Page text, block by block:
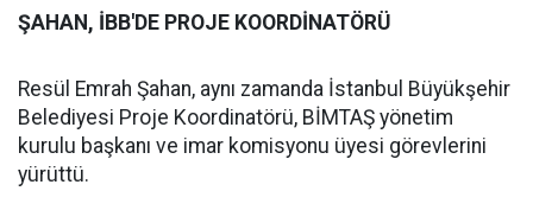
ŞAHAN, İBB'DE PROJE KOORDİNATÖRÜ
Resül Emrah Şahan, aynı zamanda İstanbul Büyükşehir
Belediyesi Proje Koordinatörü, BİMTAŞ yönetim
kurulu başkanı ve imar komisyonu üyesi görevlerini
yürüttü.